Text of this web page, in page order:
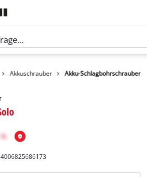
Akkuschrauber Akku-Schlagbohrschrauber